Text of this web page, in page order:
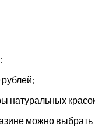
натуральных
можно